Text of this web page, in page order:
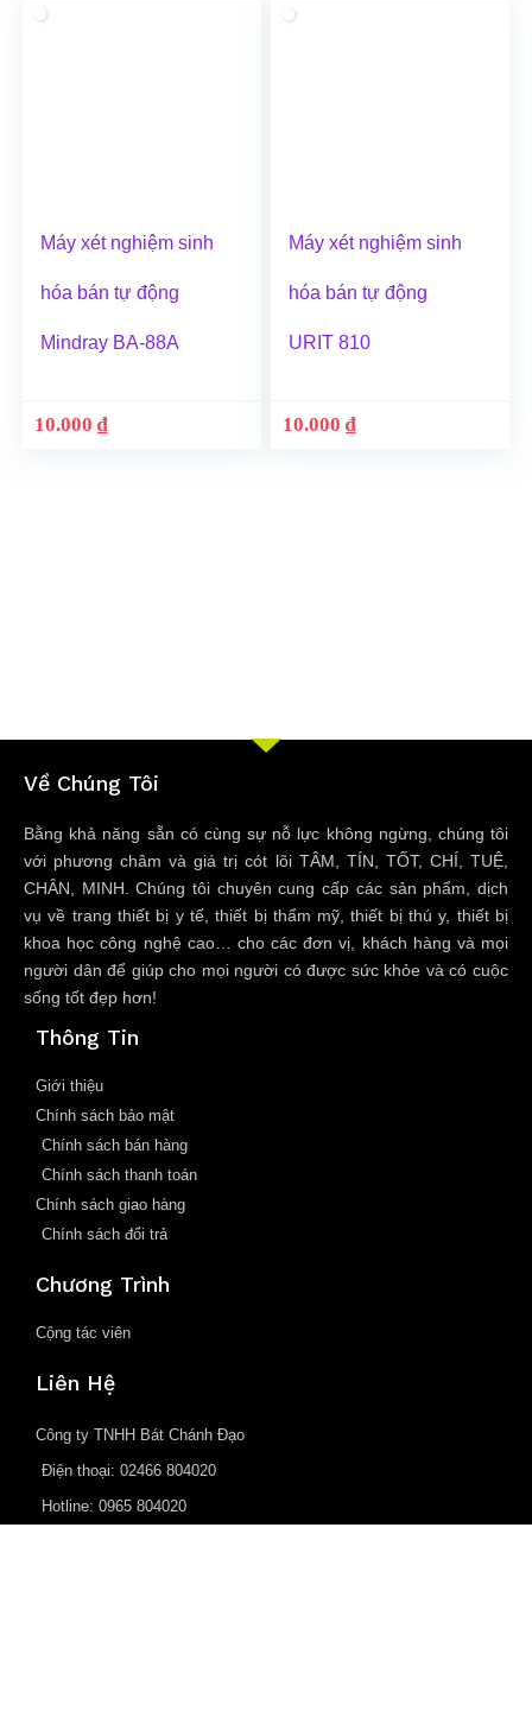
Máy xét nghiệm sinh
hóa bán tự động
Mindray BA-88A
10.000₫
Máy xét nghiệm sinh
hóa bán tự động
URIT 810
10.000₫
Về Chúng Tôi
Bằng khả năng sẵn có cùng sự nỗ lực không ngừng, chúng tôi
với phương châm và giá trị cót lõi TÂM, TÍN, TỐT, CHÍ, TUỆ,
CHÂN, MINH. Chúng tôi chuyên cung cấp các sản phẩm, dịch
vụ về trang thiết bị y tế, thiết bị thẩm mỹ, thiết bị thú y, thiết bị
khoa học công nghệ cao… cho các đơn vị, khách hàng và mọi
người dân để giúp cho mọi người có được sức khỏe và có cuộc
sống tốt đẹp hơn!
Thông Tin
Giới thiệu
Chính sách bảo mật
Chính sách bán hàng
Chính sách thanh toán
Chính sách giao hàng
Chính sách đổi trả
Chương Trình
Cộng tác viên
Liên Hệ
Công ty TNHH Bát Chánh Đạo
Điện thoại: 02466 804020
Hotline: 0965 804020